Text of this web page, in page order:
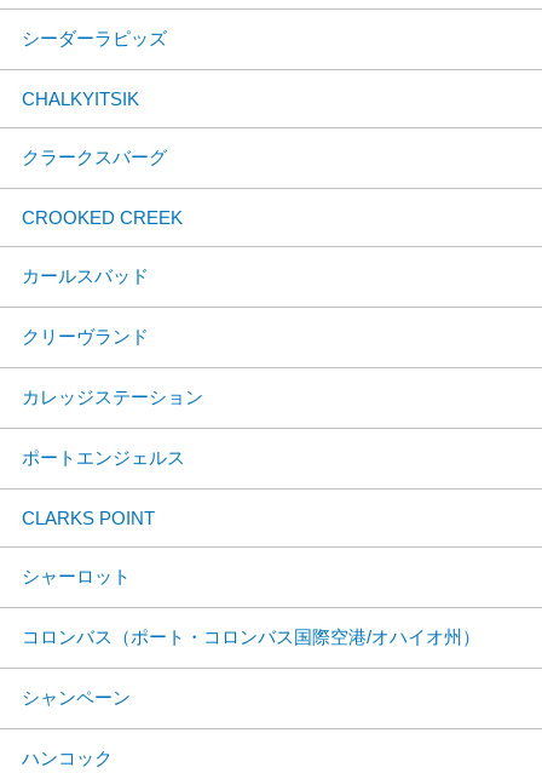
シーダーラピッズ
CHALKYITSIK
クラークスバーグ
CROOKED CREEK
カールスバッド
クリーヴランド
カレッジステーション
ポートエンジェルス
CLARKS POINT
シャーロット
コロンバス（ポート・コロンバス国際空港/オハイオ州）
シャンペーン
ハンコック